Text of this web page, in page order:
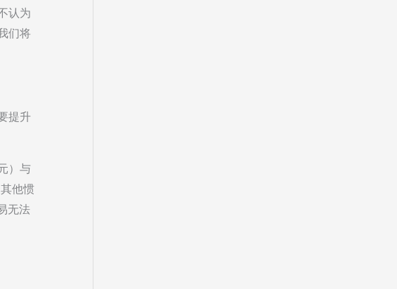
认为
们将
提升
）与
他惯
无法